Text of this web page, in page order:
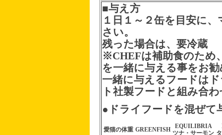
■与え方
１日１～２缶を目安に
さい。
残った場合は、要冷蔵
※CHEFは補助食のため
を一緒に与える事をお
一緒に与えるフードは
ト社製フードと組み合
● ドライフード を混ぜて
愛猫の体重 GREENFISH
EQUILIBRIA
ツナ・サーモン